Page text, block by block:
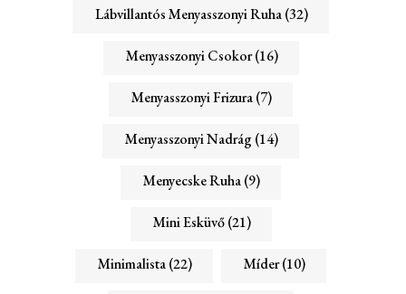
Lábvillantós Menyasszonyi Ruha(32)
Menyasszonyi Csokor(16)
Menyasszonyi Frizura(7)
Menyasszonyi Nadrág(14)
Menyecske Ruha(9)
Mini Esküvő(21)
Minimalista(22) Míder(10)